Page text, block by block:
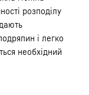
розподілу
і легко
необхідний